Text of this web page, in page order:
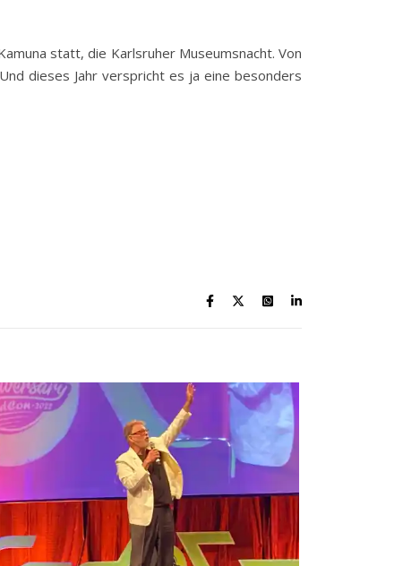
statt, die Karlsruher Museumsnacht. Von
dieses Jahr verspricht es ja eine besonders